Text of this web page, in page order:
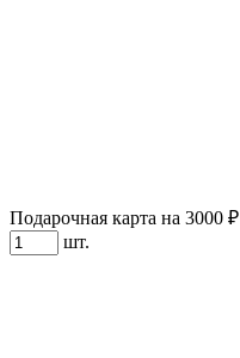
Подарочная карта на 3000 ₽
шт.